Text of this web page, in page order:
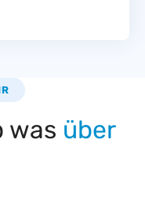
was über